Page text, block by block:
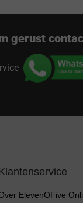
gerust
ElevenOFive